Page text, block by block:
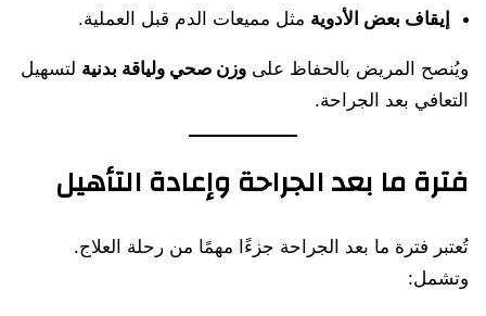
إيقاف بعض الأدوية مثل مميعات الدم قبل العملية.
ويُنصح المريض بالحفاظ على وزن صحي ولياقة بدنية لتسهيل
التعافي بعد الجراحة.
فترة ما بعد الجراحة وإعادة التأهيل
تُعتبر فترة ما بعد الجراحة جزءًا مهمًا من رحلة العلاج.
وتشمل: